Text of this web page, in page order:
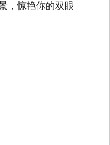
，惊艳你的双眼